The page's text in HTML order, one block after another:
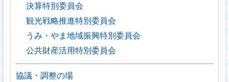
決算特別委員会
観光戦略推進特別委員会
うみ・やま地域振興特別委員会
公共財産活用特別委員会
協議・調整の場